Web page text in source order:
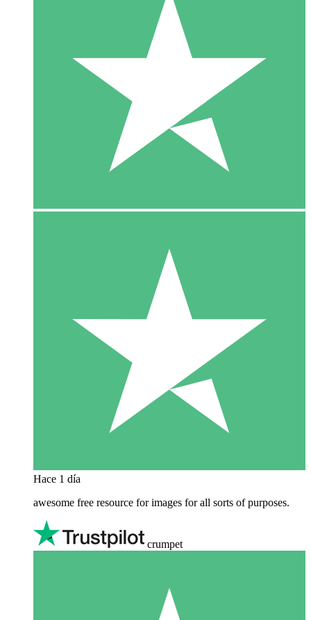
Hace 1 día
awesome free resource for images for all sorts of purposes.
crumpet